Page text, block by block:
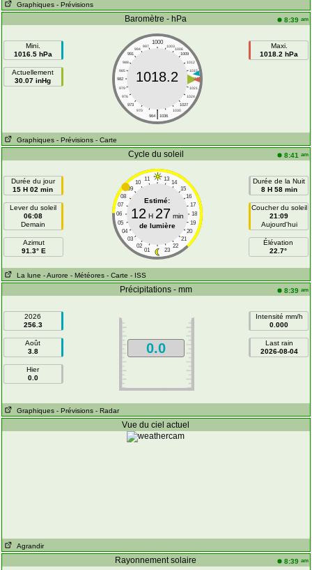
Graphiques - Prévisions
Baromètre - hPa 8:39 am
Mini.
1016.5 hPa
Actuellement
30.07 inHg
1000
997 1003
994
1006
991
1009
988
1012
985
1015
982
1018
979
1021
976
1024
973
1027
970
1030
|
964 1036
1018.2
Maxi.
1018.2 hPa
Graphiques - Prévisions - Carte
Cycle du soleil 8:41 am
Durée du jour
15 H 02 min
Lever du soleil
06:08
Demain
Azimut
91.3° E
11 13
10
14
09
15
08
16
07
17
06
18
05
19
04
20
03
21
02
22
01 23
Estimé:
12 H 27 min
de lumière
Durée de la Nuit
8 H 58 min
Coucher du soleil
21:09
Aujourd'hui
Élévation
22.7°
La lune - Aurore - Météores - Carte - ISS
Précipitations - mm 8:39 am
2026
256.3
Août
3.8
Hier
0.0
0.0
Intensité mm/h
0.000
Last rain
2026-08-04
Graphiques - Prévisions - Radar
Vue du ciel actuel
Agrandir
Rayonnement solaire 8:39 am